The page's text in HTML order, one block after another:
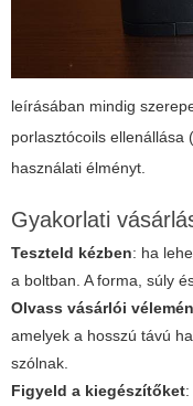
leírásában mindig
porlasztócoils ellenállása
használati élményt.
Gyakorlati
Teszteld kézben: ha
a boltban. A forma, súly
Olvass vásárlói
amelyek a hosszú távú
szólnak.
Figyeld a kiegészítőket